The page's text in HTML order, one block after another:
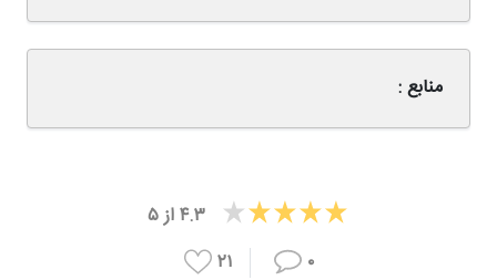
منابع :
۴.۳ از۵
۰
۲۱